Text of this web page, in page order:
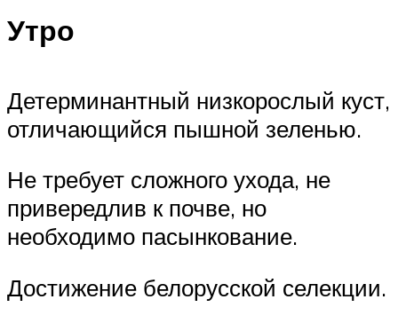
Утро
Детерминантный низкорослый куст,
отличающийся пышной зеленью.
Не требует сложного ухода, не
привередлив к почве, но
необходимо пасынкование.
Достижение белорусской селекции.